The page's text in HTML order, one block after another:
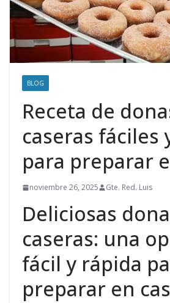
BLOG
Receta de
caseras fáciles
para preparar
noviembre 26, 2025 Gte. Red. Luis
Deliciosas
caseras: una
fácil y rápida
preparar en